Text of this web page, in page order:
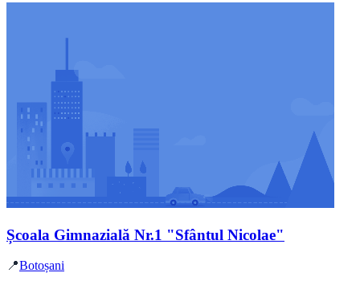
Școala Gimnazială Nr.1 "Sfântul Nicolae"
📍Botoșani